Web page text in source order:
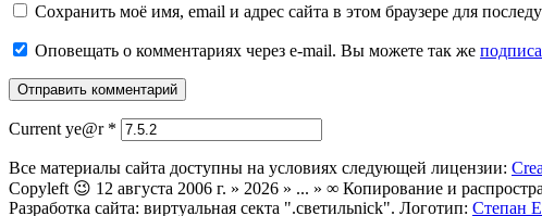
Сохранить моё имя, email и адрес сайта в этом браузере для
Оповещать о комментариях через e-mail. Вы можете так же
Current ye@r *
Все материалы сайта доступны на условиях следующей лицензии:
Copyleft 😉 12 августа 2006 г. » 2026 » ... » ∞ Копирование и
Разработка сайта: виртуальная секта ".светильnick". Логотип: Степан